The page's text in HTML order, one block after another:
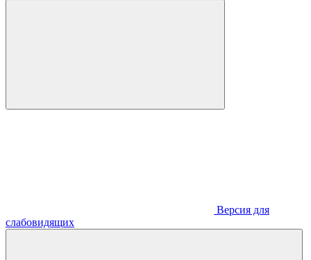
Версия для
слабовидящих